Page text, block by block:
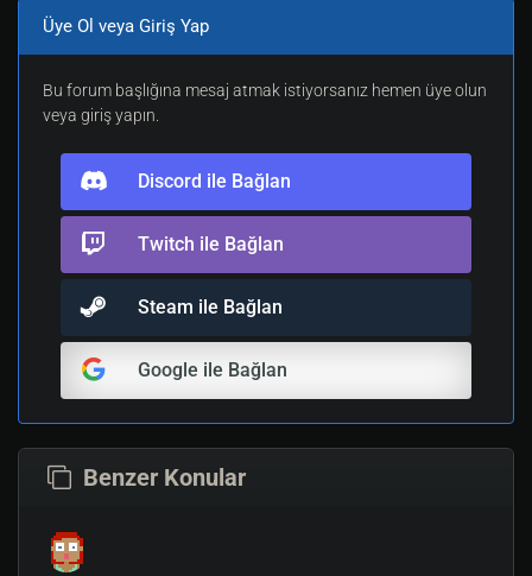
Üye Ol veya Giriş Yap
Bu forum başlığına mesaj atmak istiyorsanız hemen üye olun
veya giriş yapın.
Discord ile Bağlan
Twitch ile Bağlan
Steam ile Bağlan
Google ile Bağlan
Benzer Konular